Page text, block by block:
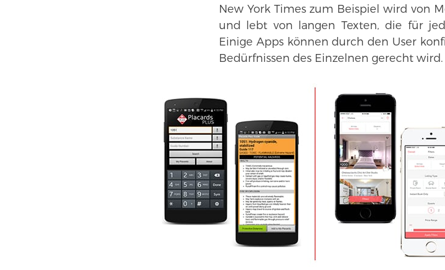
New York Times zum Beispiel wird von
und lebt von langen Texten, die für
Einige Apps können durch den User
Bedürfnissen des Einzelnen gerecht wird.